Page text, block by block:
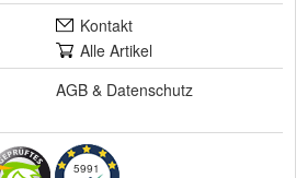
Kontakt
Alle Artikel
AGB & Datenschutz
5991